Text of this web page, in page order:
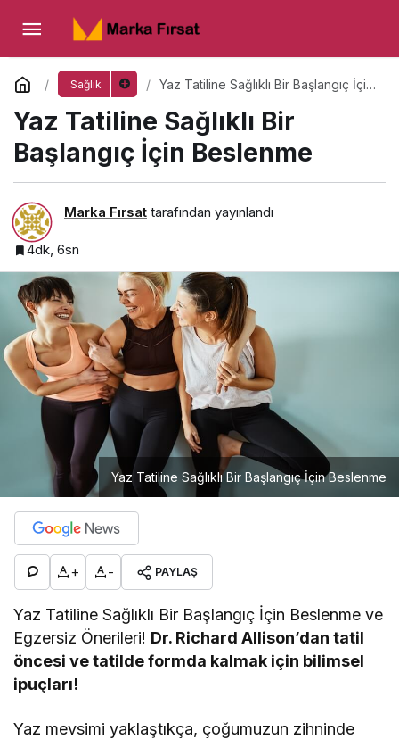
Sağlık
Yaz Tatiline Sağlıklı Bir Başlangıç İçin
Yaz Tatiline Sağlıklı Bir
Başlangıç İçin Beslenme
Marka Fırsat tarafından yayınlandı
4dk, 6sn
Yaz Tatiline Sağlıklı Bir Başlangıç İçin Beslenme
+ - PAYLAŞ
Yaz Tatiline Sağlıklı Bir Başlangıç İçin Beslenme ve
Egzersiz Önerileri! Dr. Richard Allison’dan tatil
öncesi ve tatilde formda kalmak için bilimsel
ipuçları!
Yaz mevsimi yaklaştıkça, çoğumuzun zihninde
Yaz Tatiline Sağlıklı Bir Başlangıç İçin
Beslenme
Yorum Yap